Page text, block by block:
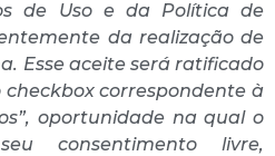
de Uso e da Política de
da realização de
Esse aceite será ratificado
checkbox correspondente à
oportunidade na qual o
consentimento livre,